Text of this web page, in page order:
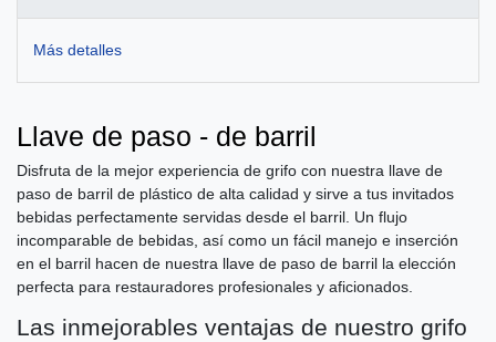
Más detalles
Llave de paso - de barril
Disfruta de la mejor experiencia de grifo con nuestra llave de
paso de barril de plástico de alta calidad y sirve a tus invitados
bebidas perfectamente servidas desde el barril. Un flujo
incomparable de bebidas, así como un fácil manejo e inserción
en el barril hacen de nuestra llave de paso de barril la elección
perfecta para restauradores profesionales y aficionados.
Las inmejorables ventajas de nuestro grifo